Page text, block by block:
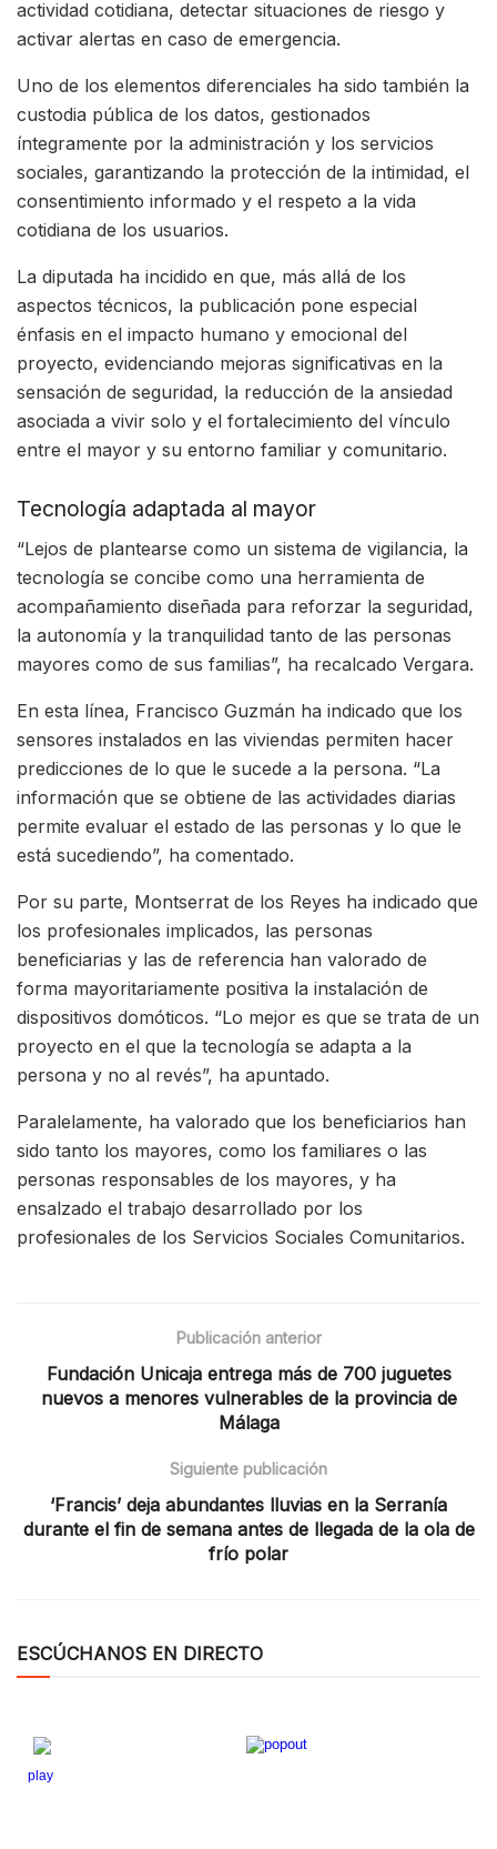
actividad cotidiana, detectar situaciones de riesgo y
activar alertas en caso de emergencia.
Uno de los elementos diferenciales ha sido también la
custodia pública de los datos, gestionados
íntegramente por la administración y los servicios
sociales, garantizando la protección de la intimidad, el
consentimiento informado y el respeto a la vida
cotidiana de los usuarios.
La diputada ha incidido en que, más allá de los
aspectos técnicos, la publicación pone especial
énfasis en el impacto humano y emocional del
proyecto, evidenciando mejoras significativas en la
sensación de seguridad, la reducción de la ansiedad
asociada a vivir solo y el fortalecimiento del vínculo
entre el mayor y su entorno familiar y comunitario.
Tecnología adaptada al mayor
“Lejos de plantearse como un sistema de vigilancia, la
tecnología se concibe como una herramienta de
acompañamiento diseñada para reforzar la seguridad,
la autonomía y la tranquilidad tanto de las personas
mayores como de sus familias”, ha recalcado Vergara.
En esta línea, Francisco Guzmán ha indicado que los
sensores instalados en las viviendas permiten hacer
predicciones de lo que le sucede a la persona. “La
información que se obtiene de las actividades diarias
permite evaluar el estado de las personas y lo que le
está sucediendo”, ha comentado.
Por su parte, Montserrat de los Reyes ha indicado que
los profesionales implicados, las personas
beneficiarias y las de referencia han valorado de
forma mayoritariamente positiva la instalación de
dispositivos domóticos. “Lo mejor es que se trata de un
proyecto en el que la tecnología se adapta a la
persona y no al revés”, ha apuntado.
Paralelamente, ha valorado que los beneficiarios han
sido tanto los mayores, como los familiares o las
personas responsables de los mayores, y ha
ensalzado el trabajo desarrollado por los
profesionales de los Servicios Sociales Comunitarios.
Publicación anterior
Fundación Unicaja entrega más de 700 juguetes
nuevos a menores vulnerables de la provincia de
Málaga
Siguiente publicación
‘Francis’ deja abundantes lluvias en la Serranía
durante el fin de semana antes de llegada de la ola de
frío polar
ESCÚCHANOS EN DIRECTO